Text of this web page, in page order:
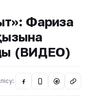
Фариза
(ВИДЕО)
@